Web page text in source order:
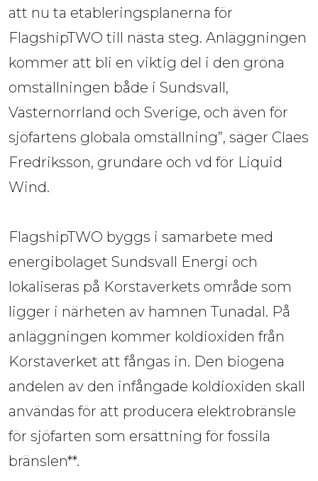
att nu ta etableringsplanerna för
FlagshipTWO till nästa steg. Anläggningen
kommer att bli en viktig del i den gröna
omställningen både i Sundsvall,
Västernorrland och Sverige, och även för
sjöfartens globala omställning”, säger Claes
Fredriksson, grundare och vd för Liquid
Wind.
FlagshipTWO byggs i samarbete med
energibolaget Sundsvall Energi och
lokaliseras på Korstaverkets område som
ligger i närheten av hamnen Tunadal. På
anläggningen kommer koldioxiden från
Korstaverket att fångas in. Den biogena
andelen av den infångade koldioxiden skall
användas för att producera elektrobränsle
för sjöfarten som ersättning för fossila
bränslen**.